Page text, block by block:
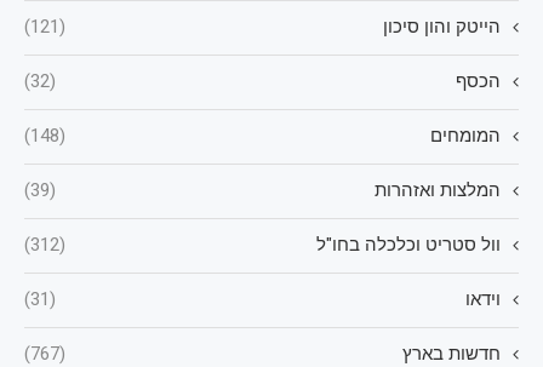
הייטק והון סיכון (121)
הכסף (32)
המומחים (148)
המלצות ואזהרות (39)
וול סטריט וכלכלה בחו"ל (312)
וידאו (31)
חדשות בארץ (767)